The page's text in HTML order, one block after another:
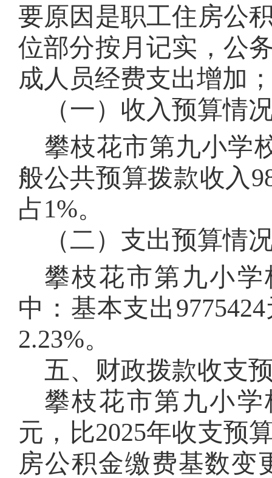
要原因是职工住房公
位部分按月记实，公
成人员经费支出增加
（一）收入预算情
攀枝花市第九小学
般公共预算拨款收入
占1%。
（二）支出预算情
攀枝花市第九小学
中：基本支出9775424
2.23%。
五、财政拨款收支
攀枝花市第九小学
元， 比2025年收支预
房公积金缴费基数变